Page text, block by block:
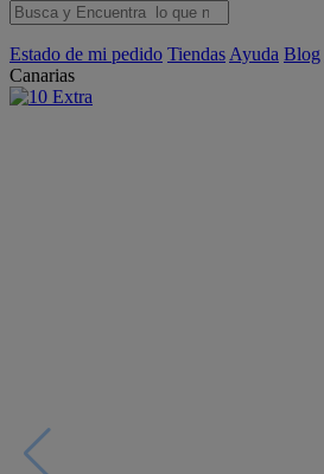
Estado de mi pedido Tiendas Ayuda Blog
Canarias